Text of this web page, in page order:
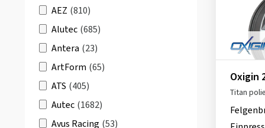
AEZ (810)
Alutec (685)
Antera (23)
ArtForm (65)
ATS (405)
Autec (1682)
Avus Racing (53)
Oxigin
Titan